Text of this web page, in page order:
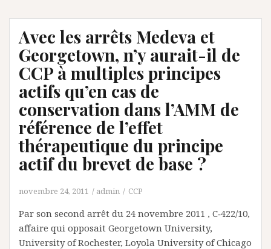
Avec les arrêts Medeva et
Georgetown, n’y aurait-il de
CCP à multiples principes
actifs qu’en cas de
conservation dans l’AMM de
référence de l’effet
thérapeutique du principe
actif du brevet de base ?
novembre 24, 2011 admin CCP
Par son second arrêt du 24 novembre 2011 , C‑422/10,
affaire qui opposait Georgetown University,
University of Rochester, Loyola University of Chicago